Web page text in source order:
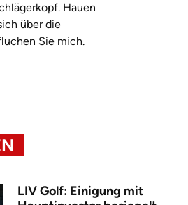
Hauen
über die
Sie mich.
LIV Golf: Einigung mit